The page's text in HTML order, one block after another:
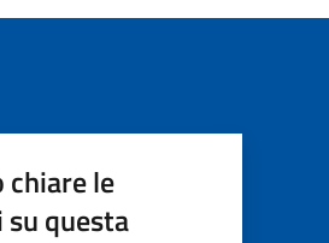
chiare le
questa